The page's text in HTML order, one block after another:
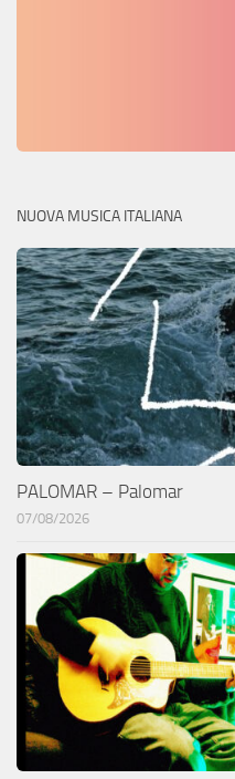
NUOVA MUSICA ITALIANA
PALOMAR – Palomar
07/08/2026